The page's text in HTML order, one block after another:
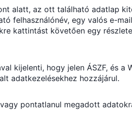
alatt, az ott található adatlap
felhasználónév, egy valós e-
kattintást követően egy
kijelenti, hogy jelen ÁSZF, és
adatkezelésekhez hozzájárul.
pontatlanul megadott